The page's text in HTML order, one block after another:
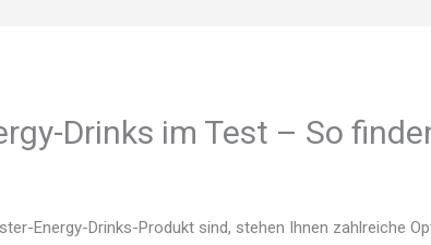
Drinks im Test – So
Energy-Drinks-Produkt sind, stehen Ihnen zahlreiche